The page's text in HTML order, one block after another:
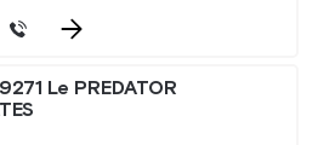
Le PREDATOR